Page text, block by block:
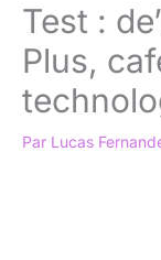
Test :
Plus,
Par Lucas